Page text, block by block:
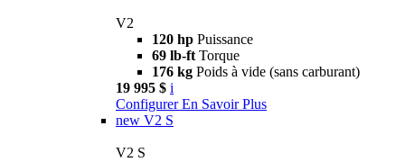
V2
120 hp Puissance
69 lb-ft Torque
176 kg Poids à vide (sans carburant)
19 995 $ i
Configurer En Savoir Plus
new V2 S
V2 S